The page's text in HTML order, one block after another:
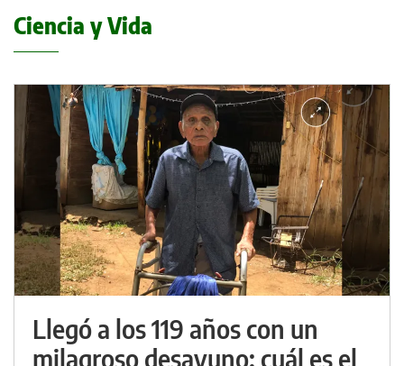
Ciencia y Vida
Llegó a los 119 años con un
milagroso desayuno: cuál es el